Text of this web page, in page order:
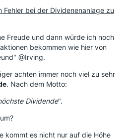
Fehler bei der Dividenenanlage zu
Freude und dann würde ich noch
bekommen wie hier von
@Irving.
achten immer noch viel zu sehr
. Nach dem Motto:
Dividende".
kommt es nicht nur auf die Höhe